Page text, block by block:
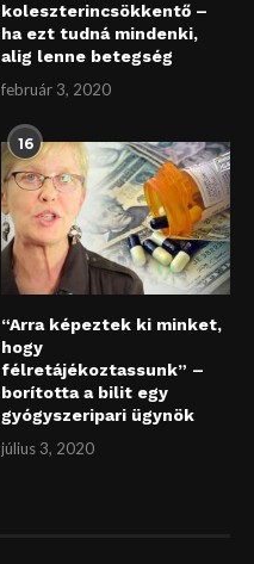
koleszterincsökkentő –
ha ezt tudná mindenki,
alig lenne betegség
február 3, 2020
16
“Arra képeztek ki minket,
hogy
félretájékoztassunk” –
borította a bilit egy
gyógyszeripari ügynök
július 3, 2020